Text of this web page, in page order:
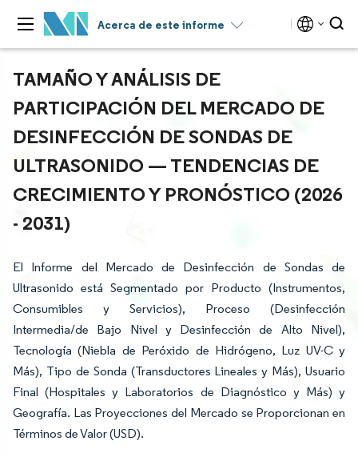
Acerca de este informe
TAMAÑO Y ANÁLISIS DE
PARTICIPACIÓN DEL MERCADO DE
DESINFECCIÓN DE SONDAS DE
ULTRASONIDO — TENDENCIAS DE
CRECIMIENTO Y PRONÓSTICO (2026
- 2031)
El Informe del Mercado de Desinfección de Sondas de
Ultrasonido está Segmentado por Producto (Instrumentos,
Consumibles y Servicios), Proceso (Desinfección
Intermedia/de Bajo Nivel y Desinfección de Alto Nivel),
Tecnología (Niebla de Peróxido de Hidrógeno, Luz UV-C y
Más), Tipo de Sonda (Transductores Lineales y Más), Usuario
Final (Hospitales y Laboratorios de Diagnóstico y Más) y
Geografía. Las Proyecciones del Mercado se Proporcionan en
Términos de Valor (USD).